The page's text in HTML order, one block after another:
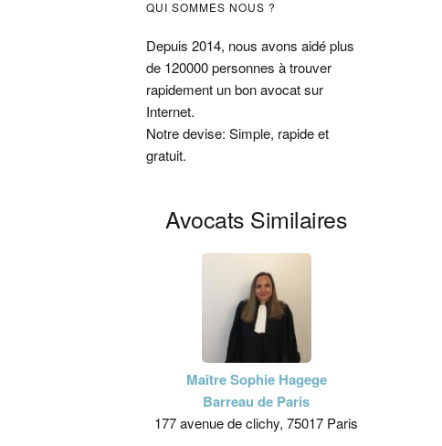
Barre
latérale
principale
QUI SOMMES NOUS ?
Depuis 2014, nous avons aidé plus
de 120000 personnes à trouver
rapidement un bon avocat sur
Internet.
Notre devise: Simple, rapide et
gratuit.
Avocats Similaires
Maître Sophie Hagege
Barreau de Paris
177 avenue de clichy, 75017 Paris